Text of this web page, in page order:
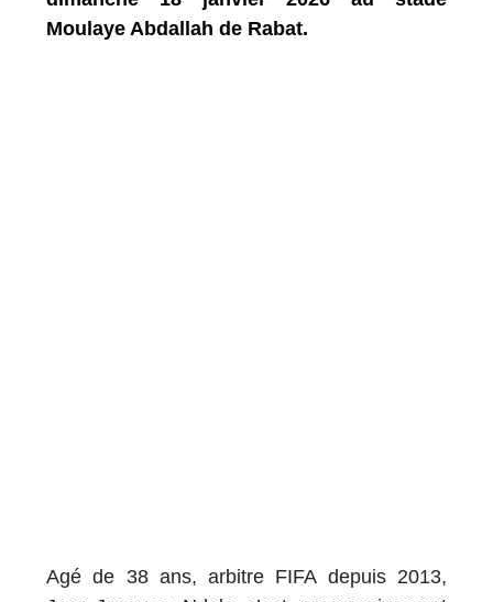
Moulaye Abdallah de Rabat.
Agé de 38 ans, arbitre FIFA depuis 2013,